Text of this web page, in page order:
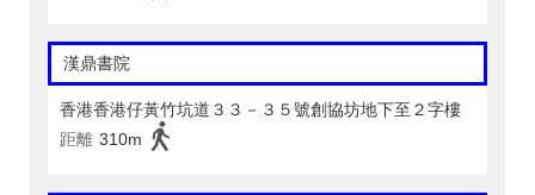
漢鼎書院
香港香港仔黃竹坑道３３－３５號創協坊地下至２字樓
距離 310m